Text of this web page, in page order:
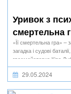
Уривок з
смертельна
«Її смертельна гра» –
загадка і судові
гросмейстерка Кіра
29.05.2024